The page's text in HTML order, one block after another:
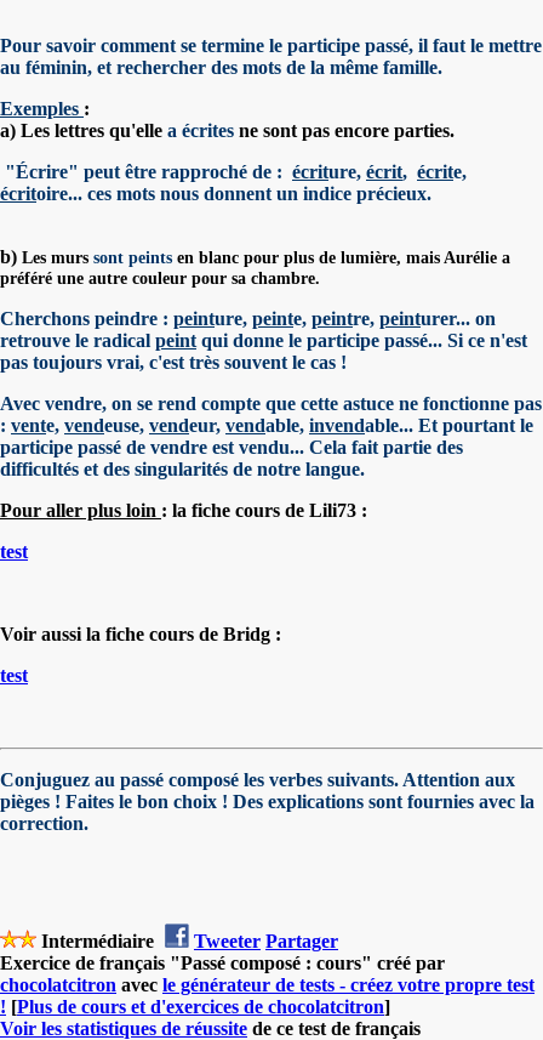
Pour savoir comment se termine le participe passé, il faut le mettre
au féminin, et rechercher des mots de la même famille.
Exemples :
a) Les lettres qu'elle a écrites ne sont pas encore parties.
"Écrire" peut être rapproché de : écriture, écrit, écrite,
écritoire... ces mots nous donnent un indice précieux.
b) Les murs sont peints en blanc pour plus de lumière, mais Aurélie a
préféré une autre couleur pour sa chambre.
Cherchons peindre : peinture, peinte, peintre, peinturer... on
retrouve le radical peint qui donne le participe passé... Si ce n'est
pas toujours vrai, c'est très souvent le cas !
Avec vendre, on se rend compte que cette astuce ne fonctionne pas
: vente, vendeuse, vendeur, vendable, invendable... Et pourtant le
participe passé de vendre est vendu... Cela fait partie des
difficultés et des singularités de notre langue.
Pour aller plus loin : la fiche cours de Lili73 :
test
Voir aussi la fiche cours de Bridg :
test
Conjuguez au passé composé les verbes suivants. Attention aux
pièges ! Faites le bon choix ! Des explications sont fournies avec la
correction.
Intermédiaire Tweeter Partager
Exercice de français "Passé composé : cours" créé par
chocolatcitron avec le générateur de tests - créez votre propre test
! [Plus de cours et d'exercices de chocolatcitron]
Voir les statistiques de réussite de ce test de français